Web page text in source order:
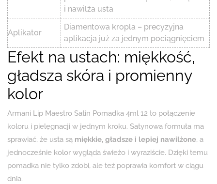
i nawilża usta
Aplikator
Diamentowa kropla – precyzyjna
aplikacja już za jednym pociągnięciem
Efekt na ustach: miękkość,
gładsza skóra i promienny
kolor
Armani Lip Maestro Satin Pomadka 4ml 12 to połączenie
koloru i pielęgnacji w jednym kroku. Satynowa formuła ma
sprawiać, że usta są miękkie, gładsze i lepiej nawilżone, a
jednocześnie kolor wygląda świeżo i wyraziście. Dzięki temu
pomadka nie tylko zdobi, ale też poprawia komfort w ciągu
dnia.